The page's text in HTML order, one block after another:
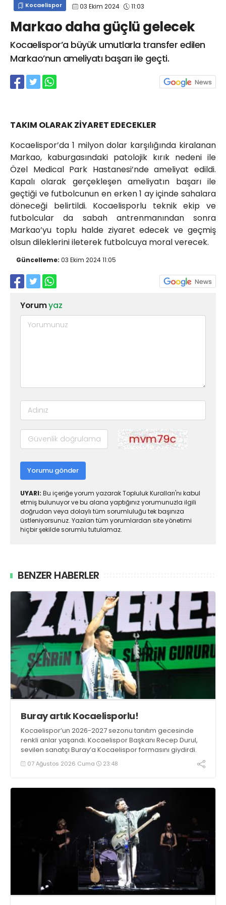
Kocaelispor 03 Ekim 2024 11:03
Markao daha güçlü gelecek
Kocaelispor’a büyük umutlarla transfer edilen
Markao’nun ameliyatı başarı ile geçti.
TAKIM OLARAK ZİYARET EDECEKLER
Kocaelispor’da 1 milyon dolar karşılığında kiralanan
Markao, kaburgasındaki patolojik kırık nedeni ile
Özel Medical Park Hastanesi’nde ameliyat edildi.
Kapalı olarak gerçekleşen ameliyatın başarı ile
geçtiği ve futbolcunun en erken 1 ay içinde sahalara
döneceği belirtildi. Kocaelisporlu teknik ekip ve
futbolcular da sabah antrenmanından sonra
Markao’yu toplu halde ziyaret edecek ve geçmiş
olsun dileklerini ileterek futbolcuya moral verecek.
Güncelleme: 03 Ekim 2024 11:05
Yorumyaz
Yorumu gönder
UYARI: Bu içeriğe yorum yazarak Topluluk Kuralları'nı kabul
etmiş bulunuyor ve bu alana yaptığınız yorumunuzla ilgili
doğrudan veya dolaylı tüm sorumluluğu tek başınıza
üstleniyorsunuz. Yazılan tüm yorumlardan site yönetimi
hiçbir şekilde sorumlu tutulamaz.
BENZER HABERLER
Buray artık Kocaelisporlu!
Kocaelispor’un 2026-2027 sezonu tanıtım gecesinde
renkli anlar yaşandı. Kocaelispor Başkanı Recep Durul,
sevilen sanatçı Buray’a Kocaelispor formasını giydirdi.
07 Ağustos 2026 Cuma 23:48
info@spor41.com